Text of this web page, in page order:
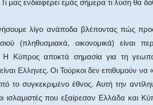
μας ενδιαφέρει εμάς σήμερα τι λύση θα
λίγο ανάποδα βλέποντας πώς
(πληθυσμιακά, οικονομικά) είναι
Η Κύπρος αποκτά σημασία για τη
είναι Ελληνες. Οι Τούρκοι δεν επιθυμούν
το συγκεκριμένο έθνος. Αυτή την
ισλαμιστές που εξαίρεσαν Ελλάδα και